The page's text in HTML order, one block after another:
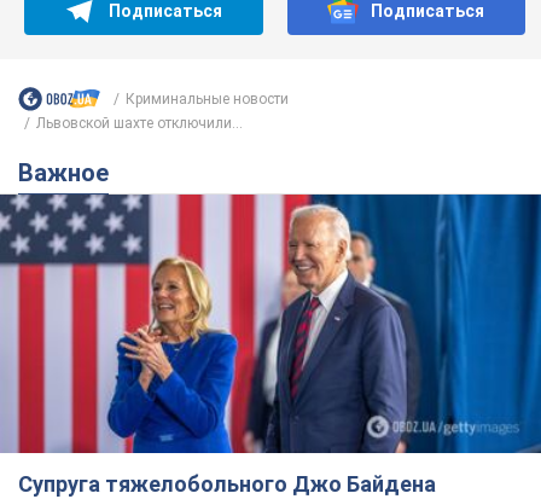
Супруга тяжелобольного Джо Байдена
назвала первый симптом, который
сигнализировал о его "агрессивном" раке
Сначала врачи не обратили на это должного внимания
6.08.2026 12:46 17,3 т.
Отпуск Леси Никитюк в Карпатах
обернулся скандалом: почему